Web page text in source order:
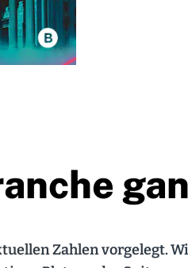
Zahlen vorgelegt.